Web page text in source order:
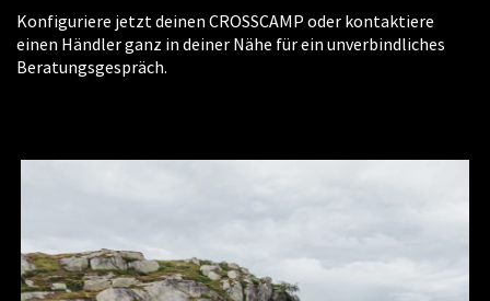
Konfiguriere jetzt deinen CROSSCAMP oder kontaktiere
einen Händler ganz in deiner Nähe für ein unverbindliches
Beratungsgespräch.